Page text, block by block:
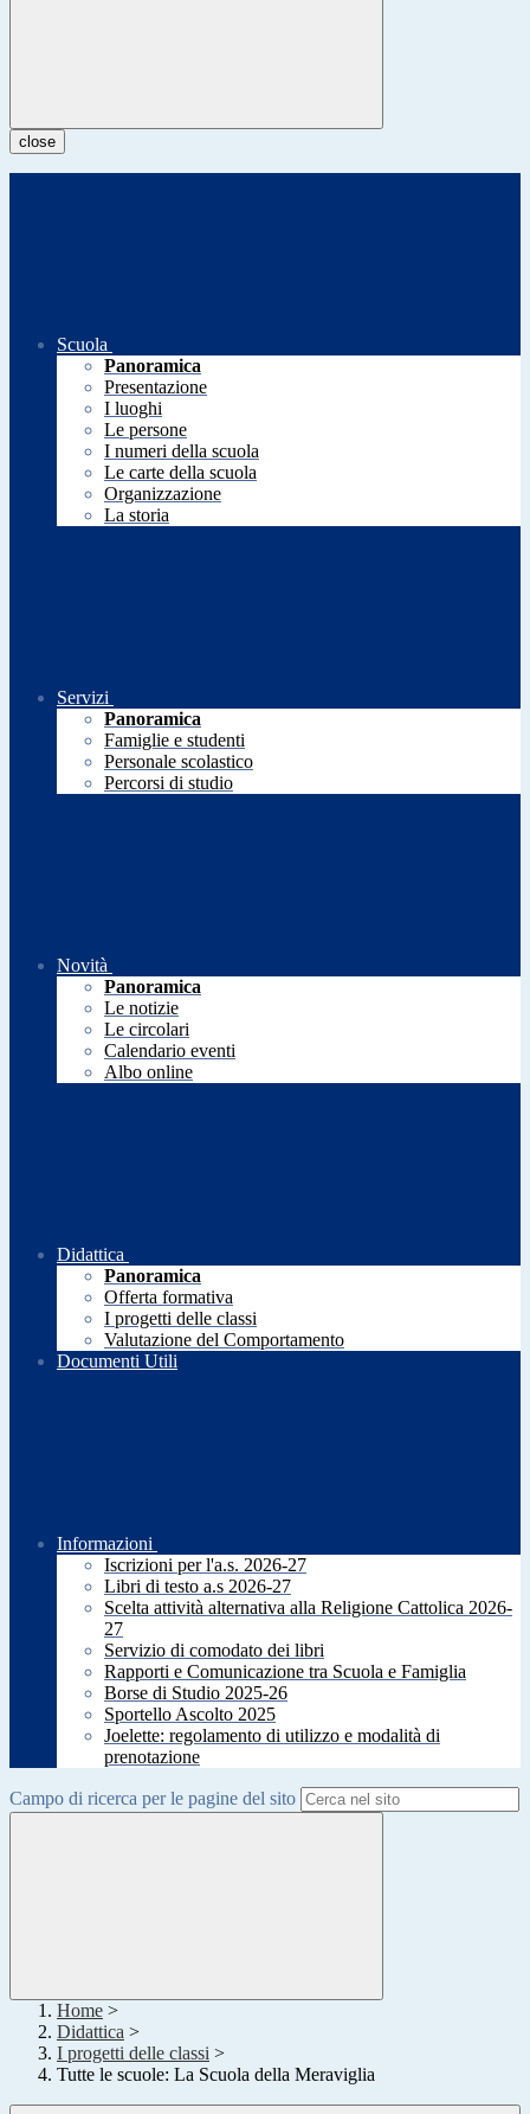
close
Scuola
Panoramica
Presentazione
I luoghi
Le persone
I numeri della scuola
Le carte della scuola
Organizzazione
La storia
Servizi
Panoramica
Famiglie e studenti
Personale scolastico
Percorsi di studio
Novità
Panoramica
Le notizie
Le circolari
Calendario eventi
Albo online
Didattica
Panoramica
Offerta formativa
I progetti delle classi
Valutazione del Comportamento
Documenti Utili
Informazioni
Iscrizioni per l'a.s. 2026-27
Libri di testo a.s 2026-27
Scelta attività alternativa alla Religione Cattolica 2026-
27
Servizio di comodato dei libri
Rapporti e Comunicazione tra Scuola e Famiglia
Borse di Studio 2025-26
Sportello Ascolto 2025
Joelette: regolamento di utilizzo e modalità di
prenotazione
Campo di ricerca per le pagine del sito
Home >
Didattica >
I progetti delle classi >
Tutte le scuole: La Scuola della Meraviglia